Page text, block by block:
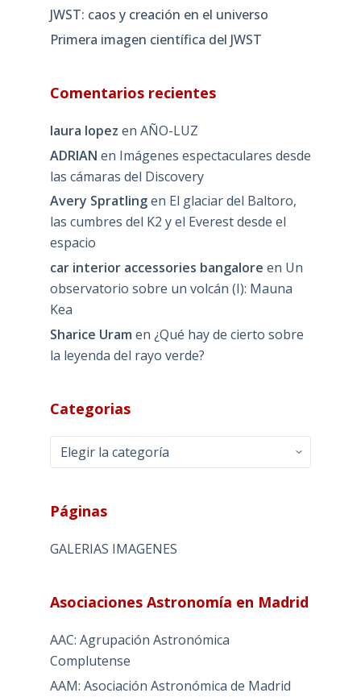
JWST: caos y creación en el universo
Primera imagen científica del JWST
Comentarios recientes
laura lopez en AÑO-LUZ
ADRIAN en Imágenes espectaculares desde
las cámaras del Discovery
Avery Spratlingen El glaciar del Baltoro,
las cumbres del K2 y el Everest desde el
espacio
car interior accessories bangalore en Un
observatorio sobre un volcán (I): Mauna
Kea
Sharice Uram en ¿Qué hay de cierto sobre
la leyenda del rayo verde?
Categorias
Categorias
Páginas
GALERIAS IMAGENES
Asociaciones Astronomía en Madrid
AAC: Agrupación Astronómica
Complutense
AAM: Asociación Astronómica de Madrid